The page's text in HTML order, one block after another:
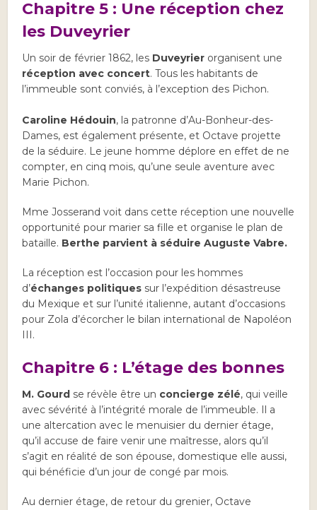
Chapitre 5 : Une réception chez
les Duveyrier
Un soir de février 1862, les Duveyrier organisent une
réception avec concert. Tous les habitants de
l’immeuble sont conviés, à l’exception des Pichon.
Caroline Hédouin, la patronne d’Au-Bonheur-des-
Dames, est également présente, et Octave projette
de la séduire. Le jeune homme déplore en effet de ne
compter, en cinq mois, qu’une seule aventure avec
Marie Pichon.
Mme Josserand voit dans cette réception une nouvelle
opportunité pour marier sa fille et organise le plan de
bataille. Berthe parvient à séduire Auguste Vabre.
La réception est l’occasion pour les hommes
d’échanges politiques sur l’expédition désastreuse
du Mexique et sur l’unité italienne, autant d’occasions
pour Zola d’écorcher le bilan international de Napoléon
III.
Chapitre 6 : L’étage des bonnes
M. Gourd se révèle être un concierge zélé, qui veille
avec sévérité à l’intégrité morale de l’immeuble. Il a
une altercation avec le menuisier du dernier étage,
qu’il accuse de faire venir une maîtresse, alors qu’il
s’agit en réalité de son épouse, domestique elle aussi,
qui bénéficie d’un jour de congé par mois.
Au dernier étage, de retour du grenier, Octave